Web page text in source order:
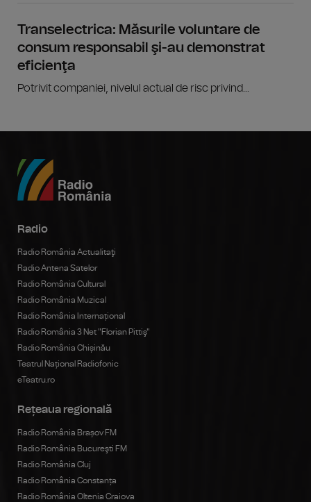
Transelectrica: Măsurile voluntare de
consum responsabil şi-au demonstrat
eficienţa
Potrivit companiei, nivelul actual de risc privind...
Radio
Radio România Actualitaţi
Radio Antena Satelor
Radio România Cultural
Radio România Muzical
Radio România Internațional
Radio România 3 Net "Florian Pittiş"
Radio România Chișinău
Teatrul Național Radiofonic
eTeatru.ro
Rețeaua regională
Radio România Brașov FM
Radio România Bucureşti FM
Radio România Cluj
Radio România Constanța
Radio România Oltenia Craiova